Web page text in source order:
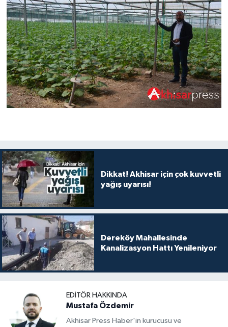
Dikkat! Akhisar için çok kuvvetli
yağış uyarısı!
Dereköy Mahallesinde
Kanalizasyon Hattı Yenileniyor
EDITÖR HAKKINDA
Mustafa Özdemir
Akhisar Press Haber'in kurucusu ve